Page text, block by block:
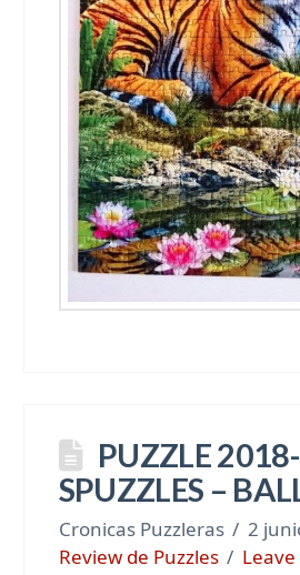
PUZZLE
SPUZZLES –
Cronicas Puzzleras
2
Review de Puzzles